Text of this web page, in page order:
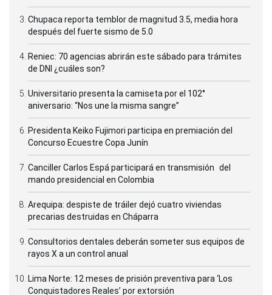
Chupaca reporta temblor de magnitud 3.5, media hora
después del fuerte sismo de 5.0
Reniec: 70 agencias abrirán este sábado para trámites
de DNI ¿cuáles son?
Universitario presenta la camiseta por el 102°
aniversario: “Nos une la misma sangre”
Presidenta Keiko Fujimori participa en premiación del
Concurso Ecuestre Copa Junín
Canciller Carlos Espá participará en transmisión del
mando presidencial en Colombia
Arequipa: despiste de tráiler dejó cuatro viviendas
precarias destruidas en Cháparra
Consultorios dentales deberán someter sus equipos de
rayos X a un control anual
Lima Norte: 12 meses de prisión preventiva para ‘Los
Conquistadores Reales’ por extorsión